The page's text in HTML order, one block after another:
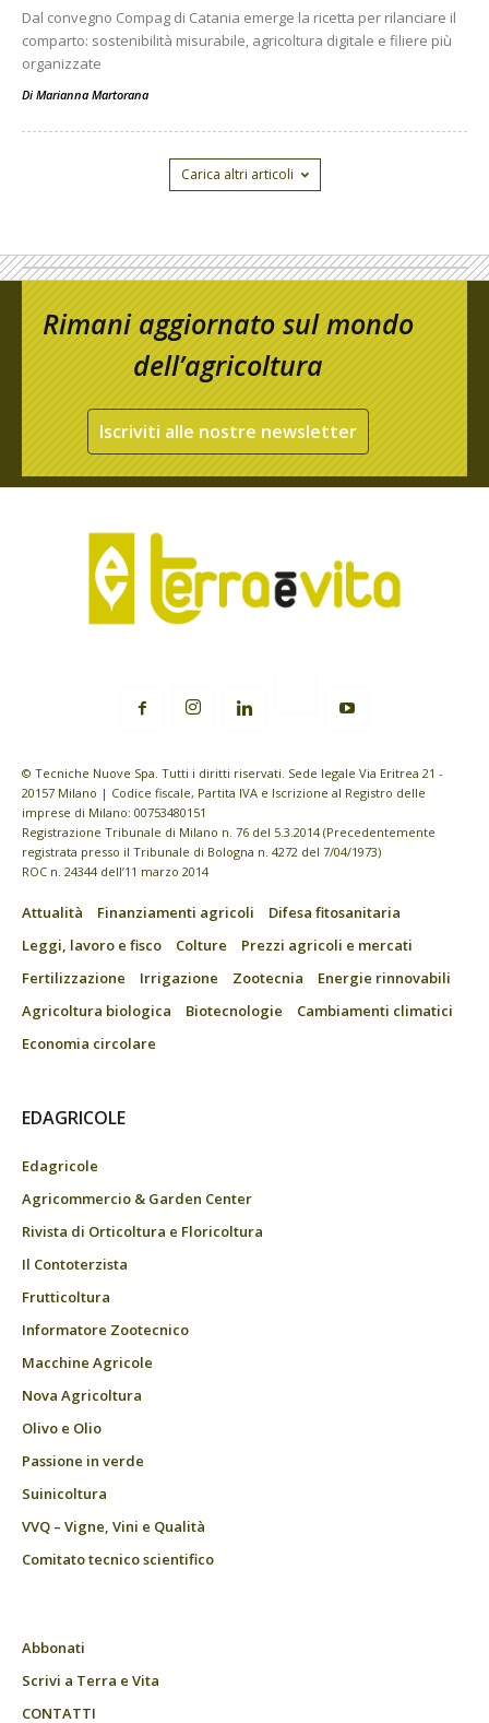
Dal convegno Compag di Catania emerge la ricetta per rilanciare il
comparto: sostenibilità misurabile, agricoltura digitale e filiere più
organizzate
Di Marianna Martorana
Carica altri articoli
Rimani aggiornato sul mondo
dell’agricoltura
Iscriviti alle nostre newsletter
© Tecniche Nuove Spa. Tutti i diritti riservati. Sede legale Via Eritrea 21 -
20157 Milano | Codice fiscale, Partita IVA e Iscrizione al Registro delle
imprese di Milano: 00753480151
Registrazione Tribunale di Milano n. 76 del 5.3.2014 (Precedentemente
registrata presso il Tribunale di Bologna n. 4272 del 7/04/1973)
ROC n. 24344 dell’11 marzo 2014
Attualità Finanziamenti agricoli
Difesa fitosanitaria
Leggi, lavoro e fisco
Colture
Prezzi agricoli e mercati
Fertilizzazione
Irrigazione Zootecnia
Energie rinnovabili
Agricoltura biologica
Biotecnologie
Cambiamenti climatici
Economia circolare
EDAGRICOLE
Edagricole
Agricommercio & Garden Center
Rivista di Orticoltura e Floricoltura
Il Contoterzista
Frutticoltura
Informatore Zootecnico
Macchine Agricole
Nova Agricoltura
Olivo e Olio
Passione in verde
Suinicoltura
VVQ – Vigne, Vini e Qualità
Comitato tecnico scientifico
Abbonati
Scrivi a Terra e Vita
CONTATTI